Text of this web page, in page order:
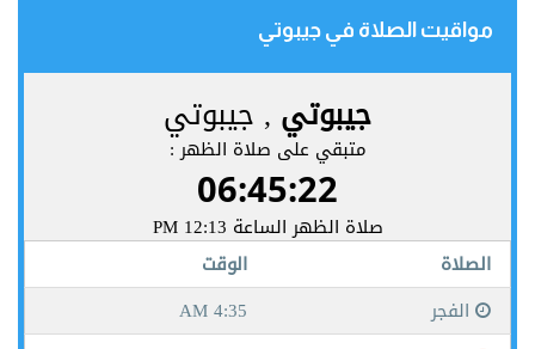
مواقيت الصلاة في جيبوتي‎